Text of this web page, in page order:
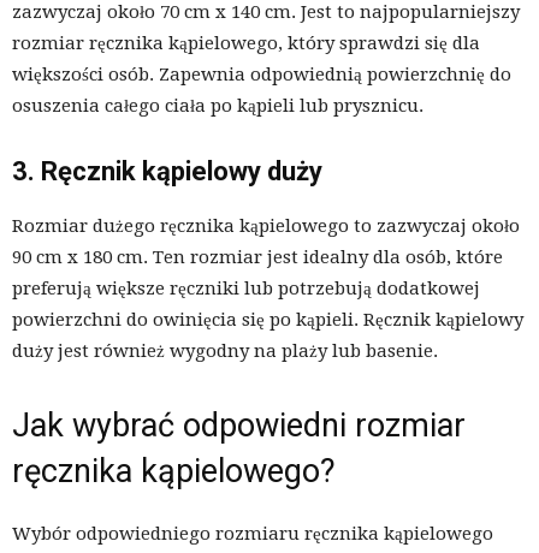
zazwyczaj około 70 cm x 140 cm. Jest to najpopularniejszy
rozmiar ręcznika kąpielowego, który sprawdzi się dla
większości osób. Zapewnia odpowiednią powierzchnię do
osuszenia całego ciała po kąpieli lub prysznicu.
3. Ręcznik kąpielowy duży
Rozmiar dużego ręcznika kąpielowego to zazwyczaj około
90 cm x 180 cm. Ten rozmiar jest idealny dla osób, które
preferują większe ręczniki lub potrzebują dodatkowej
powierzchni do owinięcia się po kąpieli. Ręcznik kąpielowy
duży jest również wygodny na plaży lub basenie.
Jak wybrać odpowiedni rozmiar
ręcznika kąpielowego?
Wybór odpowiedniego rozmiaru ręcznika kąpielowego